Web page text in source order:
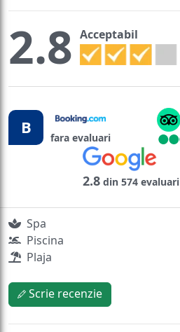
2.8 Acceptabil
B fara evaluari
2.8 din 574 evaluari
Spa
Piscina
Plaja
Scrie recenzie